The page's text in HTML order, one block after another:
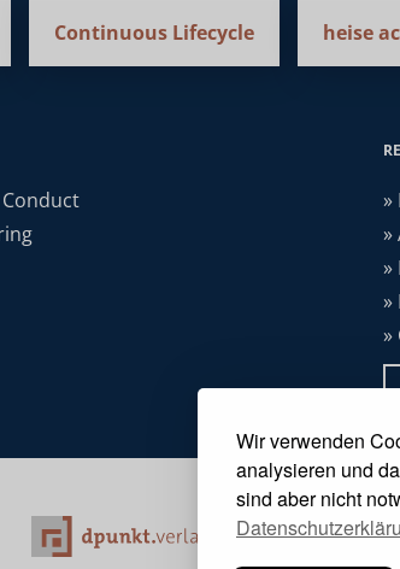
Wir verwenden
analysieren und
sind aber nicht
Continuous Lifecycle heise
»
»
»
»
»